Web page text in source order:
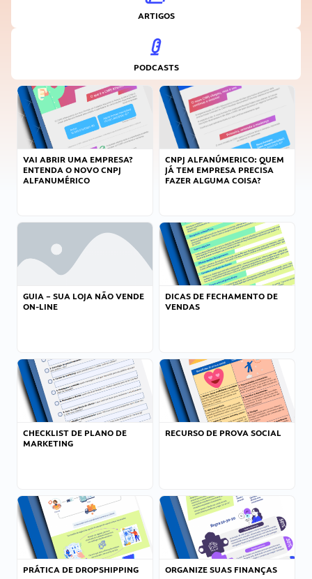
ARTIGOS
PODCASTS
VAI ABRIR UMA EMPRESA?
ENTENDA O NOVO CNPJ
ALFANUMÉRICO
CNPJ ALFANÚMERICO: QUEM
JÁ TEM EMPRESA PRECISA
FAZER ALGUMA COISA?
GUIA – SUA LOJA NÃO VENDE
ON-LINE
DICAS DE FECHAMENTO DE
VENDAS
CHECKLIST DE PLANO DE
MARKETING
RECURSO DE PROVA SOCIAL
PRÁTICA DE DROPSHIPPING ORGANIZE SUAS FINANÇAS